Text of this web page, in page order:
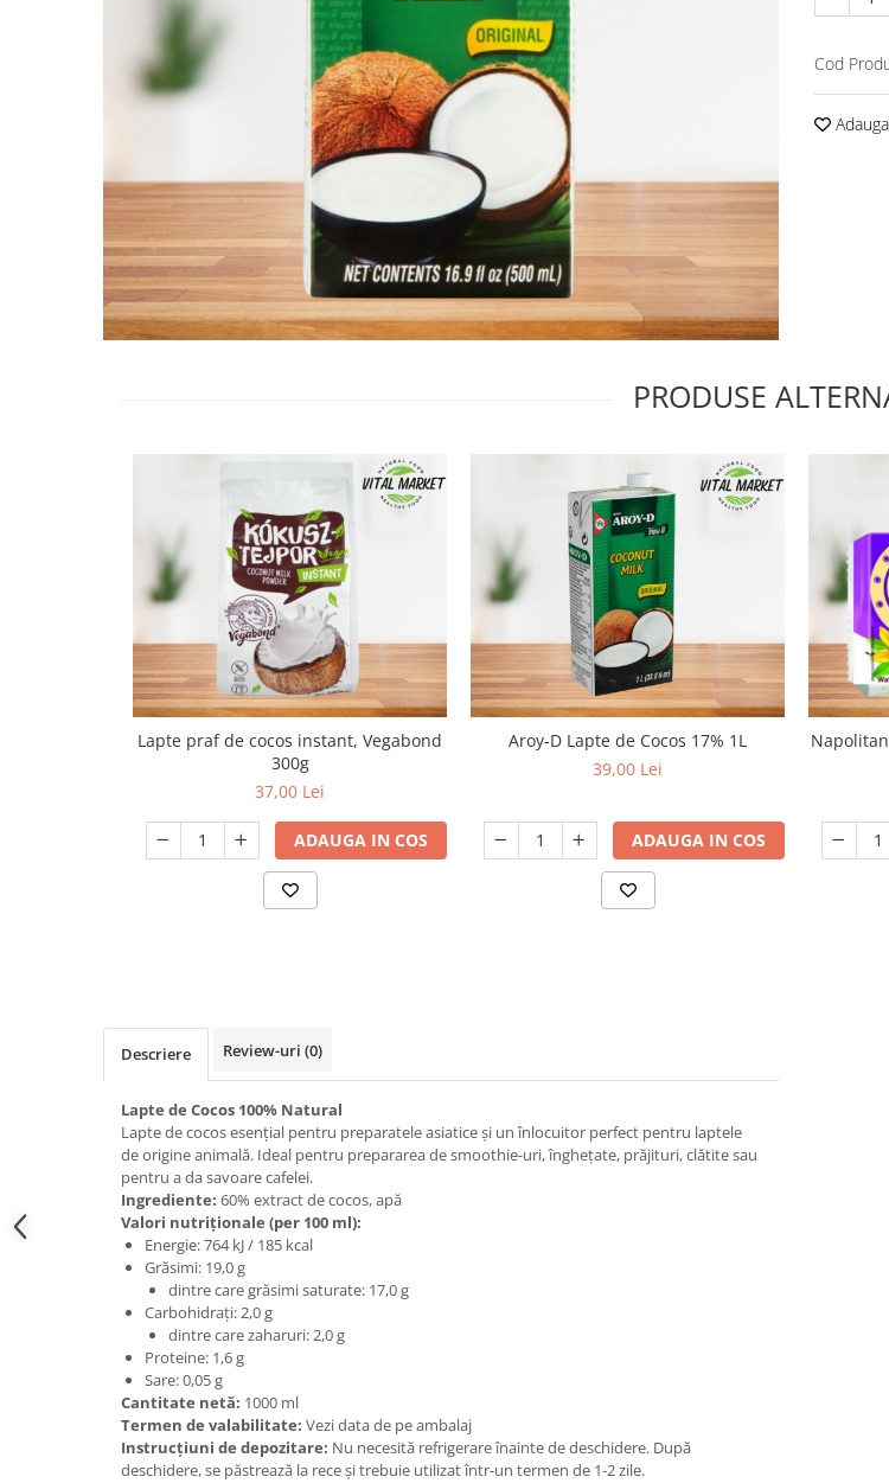
Cod
PRODUSE
Lapte praf de cocos instant, Vegabond
300g
37,00 Lei
ADAUGA IN COS
Aroy-D Lapte de Cocos 17% 1L
39,00 Lei
ADAUGA IN COS
Descriere Review-uri (0)
Lapte de Cocos 100% Natural
Lapte de cocos esențial pentru preparatele asiatice și un înlocuitor perfect pentru laptele
de origine animală. Ideal pentru prepararea de smoothie-uri, înghețate, prăjituri, clătite sau
pentru a da savoare cafelei.
Ingrediente: 60% extract de cocos, apă
Valori nutriționale (per 100 ml):
Energie: 764 kJ / 185 kcal
Grăsimi: 19,0 g
dintre care grăsimi saturate: 17,0 g
Carbohidrați: 2,0 g
dintre care zaharuri: 2,0 g
Proteine: 1,6 g
Sare: 0,05 g
Cantitate netă: 1000 ml
Termen de valabilitate: Vezi data de pe ambalaj
Instrucțiuni de depozitare: Nu necesită refrigerare înainte de deschidere. După
deschidere, se păstrează la rece și trebuie utilizat într-un termen de 1-2 zile.